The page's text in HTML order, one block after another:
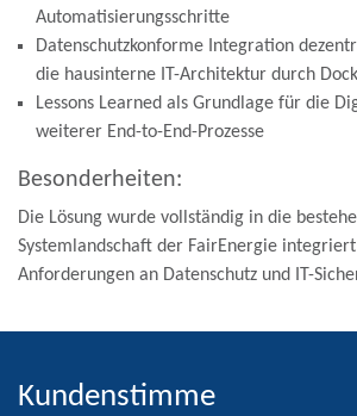
Automatisierungsschritte
Datenschutzkonforme Integration
die hausinterne IT-Architektur durch
Lessons Learned als Grundlage für die
weiterer End-to-End-Prozesse
Besonderheiten:
Die Lösung wurde vollständig in die
Systemlandschaft der FairEnergie
Anforderungen an Datenschutz und IT-
Kundenstimme